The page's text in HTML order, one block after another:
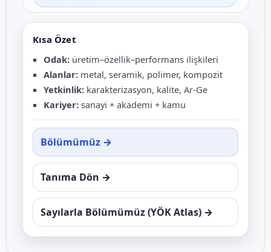
Kısa Özet
Odak: üretim–özellik–performans ilişkileri
Alanlar: metal, seramik, polimer, kompozit
Yetkinlik: karakterizasyon, kalite, Ar-Ge
Kariyer: sanayi + akademi + kamu
Bölümümüz →
Tanıma Dön →
Sayılarla Bölümümüz (YÖK Atlas) →